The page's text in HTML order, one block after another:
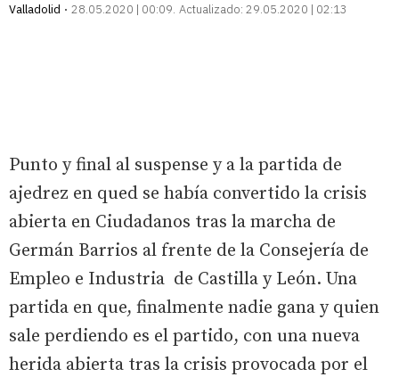
Valladolid
28.05.2020 | 00:09 Actualizado: 29.05.2020 | 02:13
Punto y final al suspense y a la partida de
ajedrez en qued se había convertido la crisis
abierta en Ciudadanos tras la marcha de
Germán Barrios al frente de la Consejería de
Empleo e Industria de Castilla y León. Una
partida en que, finalmente nadie gana y quien
sale perdiendo es el partido, con una nueva
herida abierta tras la crisis provocada por el